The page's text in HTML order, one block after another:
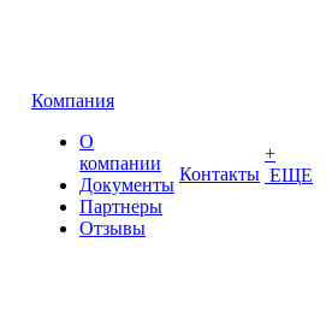
Компания
О
компании
Документы
Партнеры
Отзывы
Контакты
+
ЕЩЕ